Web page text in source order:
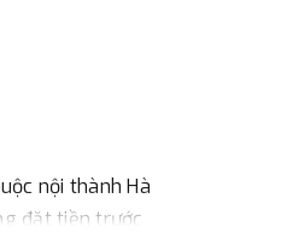
nội thành Hà
đặt tiền trước